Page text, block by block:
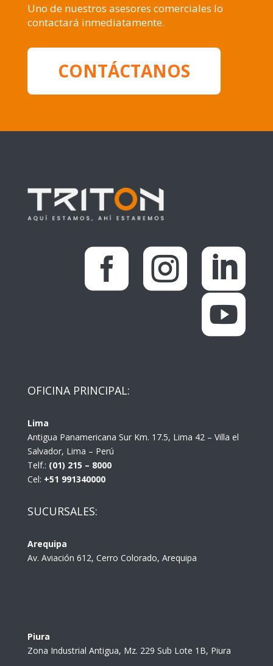
Uno de nuestros asesores comerciales lo
contactará inmediatamente.
CONTÁCTANOS
  

OFICINA PRINCIPAL:
Lima
Antigua Panamericana Sur Km. 17.5, Lima 42 – Villa el
Salvador, Lima – Perú
Telf.: (01) 215 – 8000
Cel: +51 991340000
SUCURSALES:
Arequipa
Av. Aviación 612, Cerro Colorado, Arequipa
Piura
Zona Industrial Antigua, Mz. 229 Sub Lote 1B, Piura